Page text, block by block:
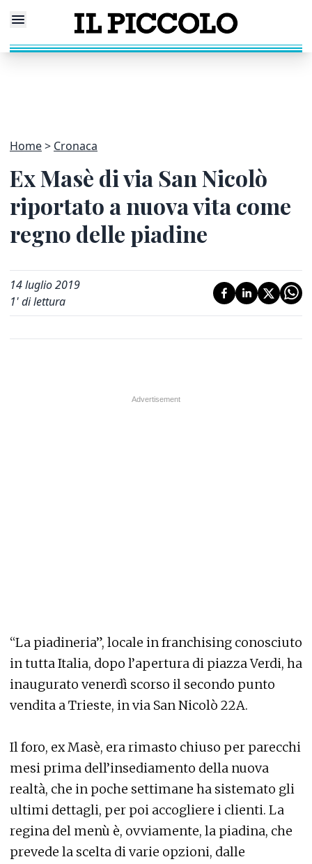
Home Cronaca
Ex Masè di via San Nicolò
riportato a nuova vita come
regno delle piadine
14 luglio 2019
1' di lettura
“La piadineria”, locale in franchising conosciuto
in tutta Italia, dopo l’apertura di piazza Verdi, ha
inaugurato venerdì scorso il secondo punto
vendita a Trieste, in via San Nicolò 22A.
Il foro, ex Masè, era rimasto chiuso per parecchi
mesi prima dell’insediamento della nuova
realtà, che in poche settimane ha sistemato gli
ultimi dettagli, per poi accogliere i clienti. La
regina del menù è, ovviamente, la piadina, che
prevede la scelta di varie opzioni, dalle